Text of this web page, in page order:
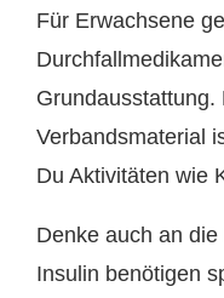
Für Erwachsene
Verbandsmaterial
Du Aktivitäten wie
Denke auch an
Insulin benötigen